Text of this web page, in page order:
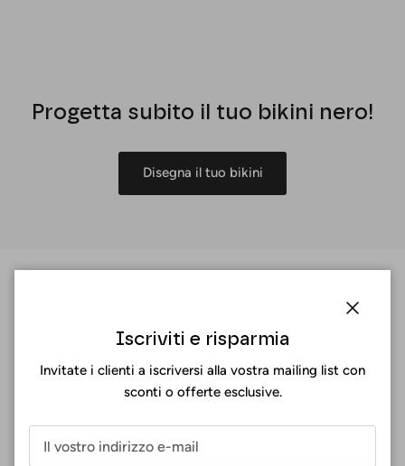
Progetta subito il tuo bikini nero!
Disegna il tuo bikini
Iscriviti e risparmia
Invitate i clienti a iscriversi alla vostra mailing list con
sconti o offerte esclusive.